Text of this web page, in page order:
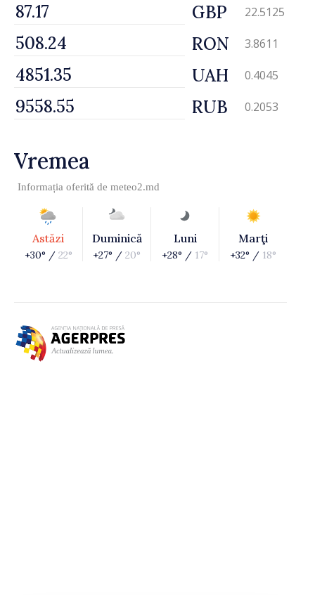
GBP 22.5125
RON 3.8611
UAH 0.4045
RUB 0.2053
Vremea
Informația oferită de meteo2.md
Astăzi
+30° / 22°
Duminică
+27° / 20°
Luni
+28° / 17°
Marţi
+32° / 18°